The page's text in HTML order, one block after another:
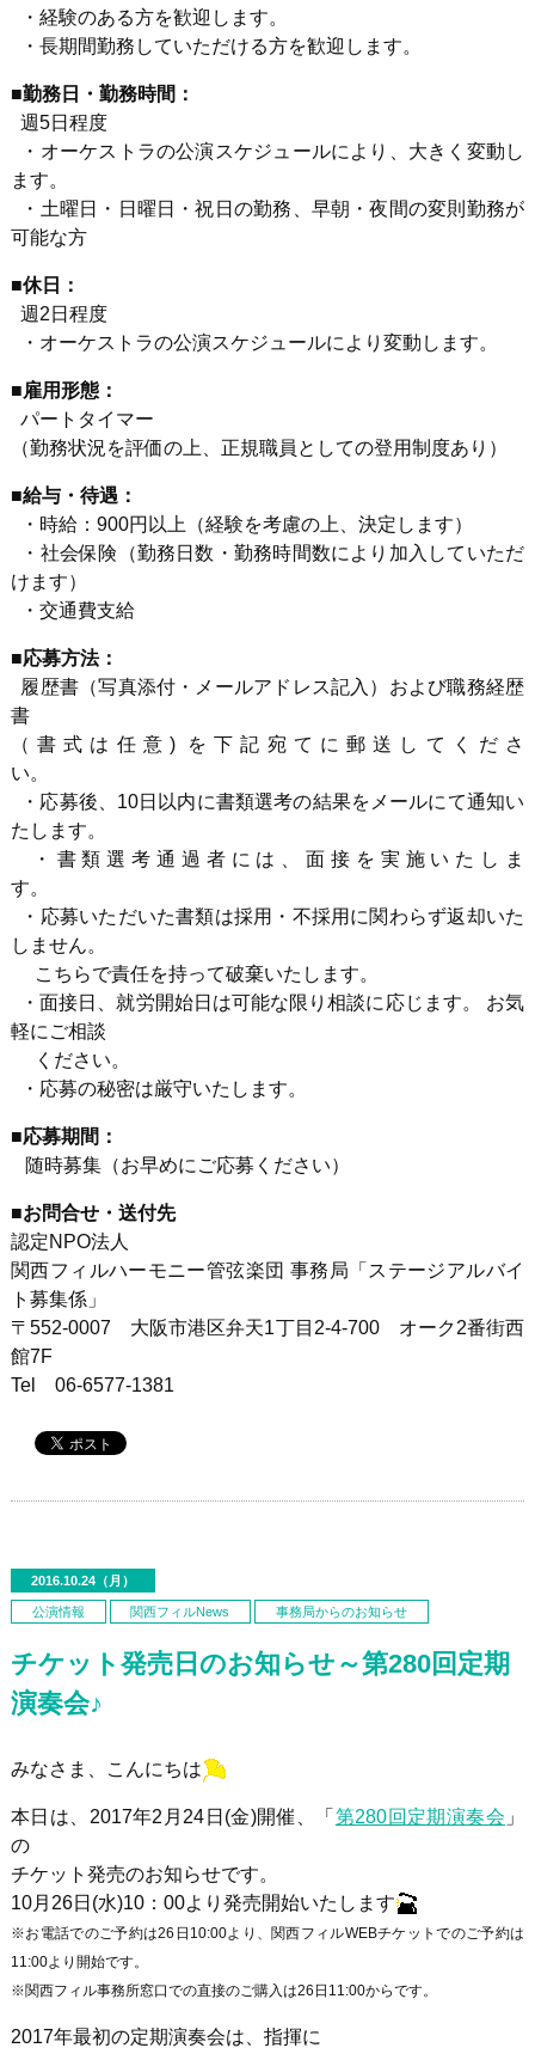
・経験のある方を歓迎します。
・長期間勤務していただける方を歓迎します。
■勤務日・勤務時間：
週5日程度
・オーケストラの公演スケジュールにより、大きく変動し
ます。
・土曜日・日曜日・祝日の勤務、早朝・夜間の変則勤務が
可能な方
■休日：
週2日程度
・オーケストラの公演スケジュールにより変動します。
■雇用形態：
パートタイマー
（勤務状況を評価の上、正規職員としての登用制度あり）
■給与・待遇：
・時給：900円以上（経験を考慮の上、決定します）
・社会保険（勤務日数・勤務時間数により加入していただ
けます）
・交通費支給
■応募方法：
履歴書（写真添付・メールアドレス記入）および職務経歴
書
（書式は任意) を下記宛てに郵送してくださ
い。
・応募後、10日以内に書類選考の結果をメールにて通知い
たします。
・書類選考通過者には、面接を実施いたしま
す
・応募いただいた書類は採用・不採用に関わらず返却いた
しません。
こちらで責任を持って破棄いたします。
・面接日、就労開始日は可能な限り相談に応じます。 お気
軽にご相談
ください。
・応募の秘密は厳守いたします。
■応募期間：
随時募集（お早めにご応募ください）
■お問合せ・送付先
認定NPO法人
関西フィルハーモニー管弦楽団 事務局「ステージアルバイ
ト募集係」
〒552-0007 大阪市港区弁天1丁目2-4-700 オーク2番街西
館7F
Tel 06-6577-1381
2016.10.24（月）
公演情報 関西フィルNews 事務局からのお知らせ
チケット発売日のお知らせ～第280回定期
演奏会♪
みなさま、こんにちは
本日は、2017年2月24日(金)開催、「 第280回定期演奏会 」
の
チケット発売のお知らせです。
10月26日(水)10：00より発売開始いたします
※お電話でのご予約は26日10:00より、関西フィルWEBチケットでのご予約は
11:00より開始です。
※関西フィル事務所窓口での直接のご購入は26日11:00からです。
2017年最初の定期演奏会は、指揮に